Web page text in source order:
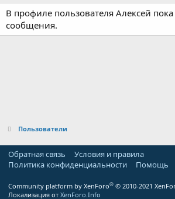
В профиле пользователя Алексей
сообщения.
Пользователи
Обратная связь
Условия и правила
Политика конфиденциальности
Помощь
Community platform by XenForo® © 2010-2021
Локализация от XenForo.Info